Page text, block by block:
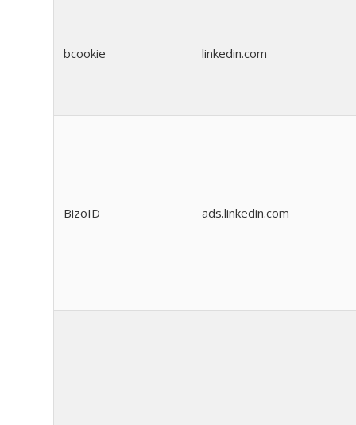
bcookie linkedin.com
BizoID ads.linkedin.com